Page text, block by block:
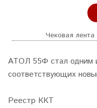
Чековая
АТОЛ 55Ф стал одним
соответствующих
Реестр ККТ